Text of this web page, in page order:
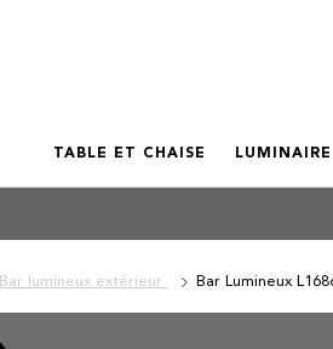
TABLE ET CHAISE
Bar lumineux extérieur Bar Lumineux